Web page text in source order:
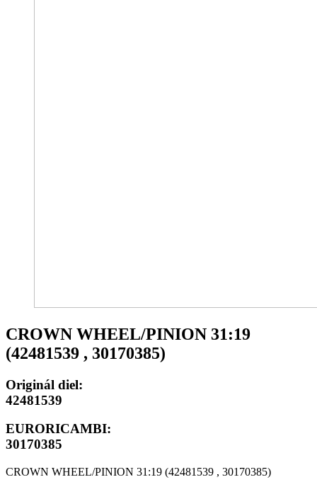
CROWN WHEEL/PINION 31:19
(42481539 , 30170385)
Originál diel:
42481539
EURORICAMBI:
30170385
CROWN WHEEL/PINION 31:19 (42481539 , 30170385)